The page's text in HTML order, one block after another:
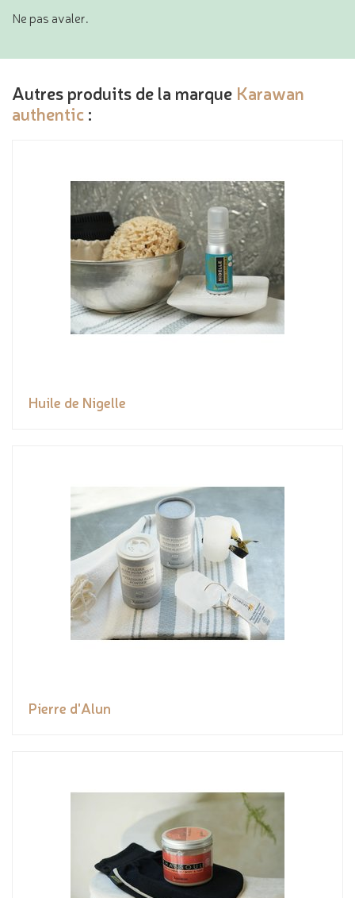
Ne pas avaler.
Autres produits de la marque Karawan
authentic :
Huile de Nigelle
Pierre d'Alun